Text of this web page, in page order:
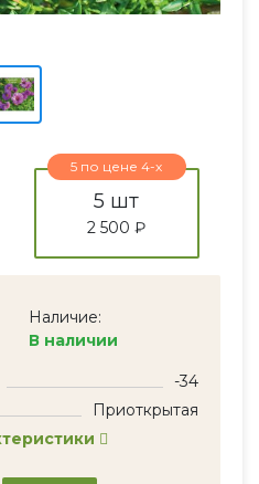
5 по цене 4-х
5 шт
2 500 ₽
Наличие:
В наличии
-34
Приоткрытая